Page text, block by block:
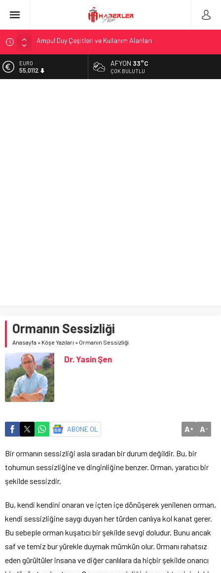
Ampul Duy Çeşitleri ve Kullanım Alanları
Telegram Grupları Nasıl Bulunur?: Telegram’da Grup Bulma
Deneyimini Sadeleştirin
2026 Ahşap Bahçe Dekorasyonu Trendleri: Doğal ve Modern
Tasarım Önerileri
EURO
55,0112
AFYON 33°C
ÇOK BULUTLU
Ormanın Sessizliği
Anasayfa » Köşe Yazıları » Ormanın Sessizliği
Dr. Yasin Şen
ABONE OL A+ A-
Bir ormanın sessizliği asla sıradan bir durum değildir. Bu, bir
tohumun sessizliğine ve dinginliğine benzer. Orman, yaratıcı bir
şekilde sessizdir.
Bu, kendi kendini onaran ve içten içe dönüşerek yenilenen orman,
kendi sessizliğine saygı duyan her türden canlıya kol kanat gerer.
Bu sebeple orman kuşatıcı bir şekilde sevgi doludur. Bunu ancak
saf ve temiz bur yürekle duymak mümkün olur. Ormanı rahatsız
eden gürültüler insana ve diğer canlılara da hiçbir şekilde onarıcı